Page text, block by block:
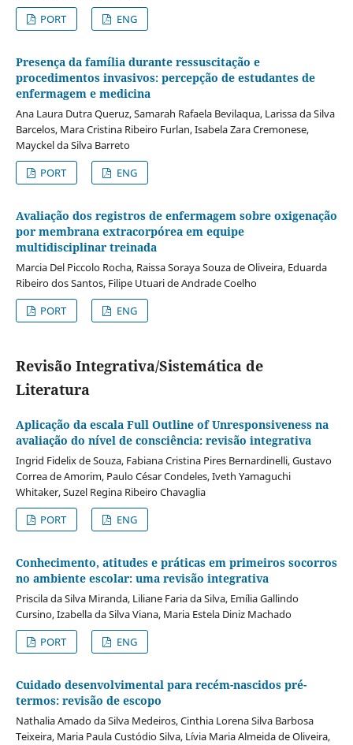
PORT
ENG
Presença da família durante ressuscitação e
procedimentos invasivos: percepção de estudantes de
enfermagem e medicina
Ana Laura Dutra Queruz, Samarah Rafaela Bevilaqua, Larissa da Silva
Barcelos, Mara Cristina Ribeiro Furlan, Isabela Zara Cremonese,
Mayckel da Silva Barreto
PORT
ENG
Avaliação dos registros de enfermagem sobre oxigenação
por membrana extracorpórea em equipe
multidisciplinar treinada
Marcia Del Piccolo Rocha, Raissa Soraya Souza de Oliveira, Eduarda
Ribeiro dos Santos, Filipe Utuari de Andrade Coelho
PORT
ENG
Revisão Integrativa/Sistemática de
Literatura
Aplicação da escala Full Outline of Unresponsiveness na
avaliação do nível de consciência: revisão integrativa
Ingrid Fidelix de Souza, Fabiana Cristina Pires Bernardinelli, Gustavo
Correa de Amorim, Paulo César Condeles, Iveth Yamaguchi
Whitaker, Suzel Regina Ribeiro Chavaglia
PORT
ENG
Conhecimento, atitudes e práticas em primeiros socorros
no ambiente escolar: uma revisão integrativa
Priscila da Silva Miranda, Liliane Faria da Silva, Emília Gallindo
Cursino, Izabella da Silva Viana, Maria Estela Diniz Machado
PORT
ENG
Cuidado desenvolvimental para recém-nascidos pré-
termos: revisão de escopo
Nathalia Amado da Silva Medeiros, Cinthia Lorena Silva Barbosa
Teixeira, Maria Paula Custódio Silva, Lívia Maria Almeida de Oliveira,